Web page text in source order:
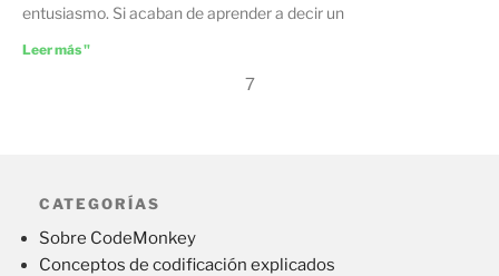
entusiasmo. Si acaban de aprender a decir un
Leer más "
7
CATEGORÍAS
Sobre CodeMonkey
Conceptos de codificación explicados